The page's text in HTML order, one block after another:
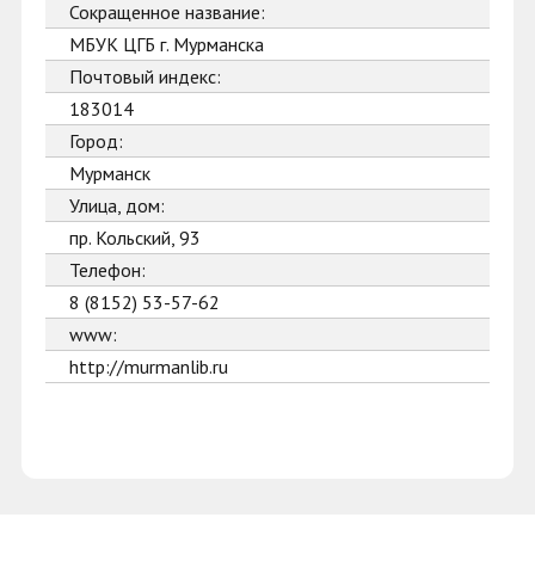
Сокращенное название:
МБУК ЦГБ г. Мурманска
Почтовый индекс:
183014
Город:
Мурманск
Улица, дом:
пр. Кольский, 93
Телефон:
8 (8152) 53-57-62
www:
http://murmanlib.ru